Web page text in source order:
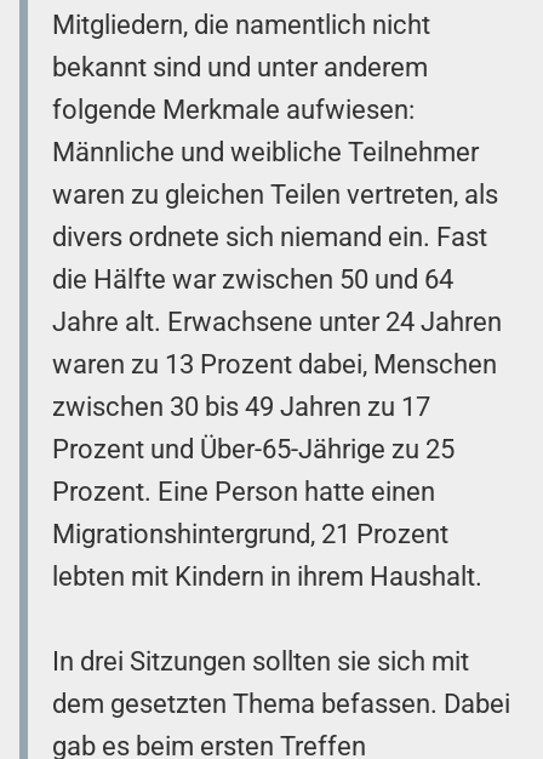
Mitgliedern, die namentlich nicht
bekannt sind und unter anderem
folgende Merkmale aufwiesen:
Männliche und weibliche Teilnehmer
waren zu gleichen Teilen vertreten, als
divers ordnete sich niemand ein. Fast
die Hälfte war zwischen 50 und 64
Jahre alt. Erwachsene unter 24 Jahren
waren zu 13 Prozent dabei, Menschen
zwischen 30 bis 49 Jahren zu 17
Prozent und Über-65-Jährige zu 25
Prozent. Eine Person hatte einen
Migrationshintergrund, 21 Prozent
lebten mit Kindern in ihrem Haushalt.
In drei Sitzungen sollten sie sich mit
dem gesetzten Thema befassen. Dabei
gab es beim ersten Treffen